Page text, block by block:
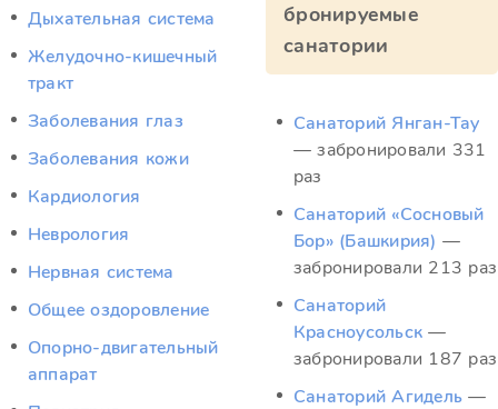
Дыхательная система
Желудочно-кишечный
тракт
Заболевания глаз
Заболевания кожи
Кардиология
Неврология
Нервная система
Общее оздоровление
Опорно-двигательный
аппарат
бронируемые
санатории
Санаторий Янган-Тау
— забронировали 331
раз
Санаторий «Сосновый
Бор» (Башкирия) —
забронировали 213 раз
Санаторий
Красноусольск —
забронировали 187 раз
Санаторий Агидель —